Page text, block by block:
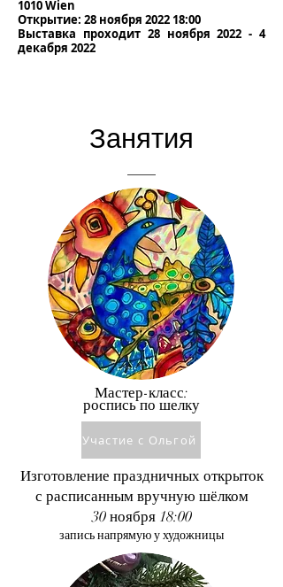
1010 Wien
Открытие: 28 ноября 2022 18:00
Выставка проходит 28 ноября 2022 - 4
декабря 2022
Занятия
Мастер-класс:
роспись по шелку
Участие с Ольгой
Изготовление праздничных открыток
с расписанным вручную шёлком
30 ноября 18:00
запись напрямую у художницы